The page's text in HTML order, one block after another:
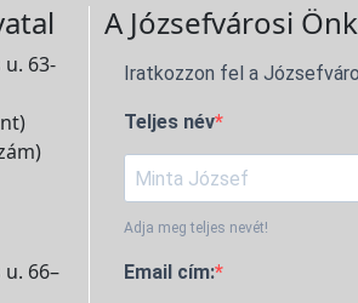
63-
66–
A Józsefvárosi
Iratkozzon fel a
Teljes név
Adja meg teljes nevét!
Email cím: